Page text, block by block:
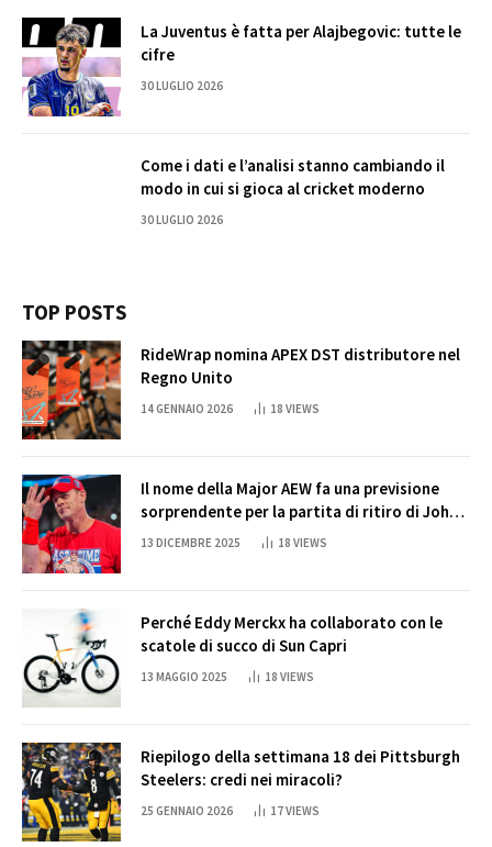
La Juventus è fatta per Alajbegovic: tutte le
cifre
30 LUGLIO 2026
Come i dati e l’analisi stanno cambiando il
modo in cui si gioca al cricket moderno
30 LUGLIO 2026
TOP POSTS
RideWrap nomina APEX DST distributore nel
Regno Unito
14 GENNAIO 2026 18 VIEWS
Il nome della Major AEW fa una previsione
sorprendente per la partita di ritiro di John
Cena
13 DICEMBRE 2025 18 VIEWS
Perché Eddy Merckx ha collaborato con le
scatole di succo di Sun Capri
13 MAGGIO 2025 18 VIEWS
Riepilogo della settimana 18 dei Pittsburgh
Steelers: credi nei miracoli?
25 GENNAIO 2026 17VIEWS